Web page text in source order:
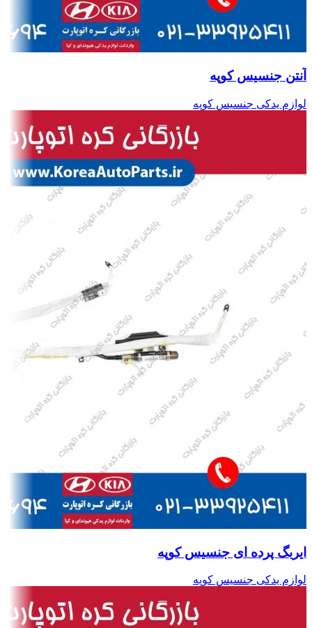
آنتن جنسیس کوپه
لوازم یدکی جنسیس کوپه
ایربگ پرده ای جنسیس کوپه
لوازم یدکی جنسیس کوپه